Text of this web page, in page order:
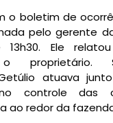
o boletim de
pelo gerente
Ele
o proprietário.
atuava
no controle das
ao redor da